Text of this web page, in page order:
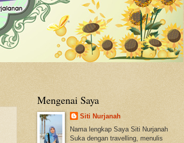
Mengenai Saya
Siti Nurjanah
Nama lengkap Saya Siti Nurjanah
Suka dengan travelling, menulis